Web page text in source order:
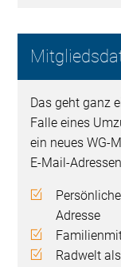
Das geht ganz
Falle eines
ein neues WG-
E-Mail-
Adresse
Radwelt